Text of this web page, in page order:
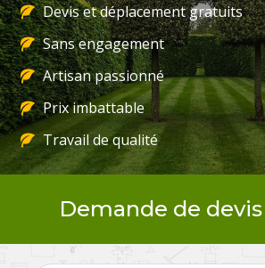
Devis et déplacement gratuits
Sans engagement
Artisan passionné
Prix imbattable
Travail de qualité
Demande de